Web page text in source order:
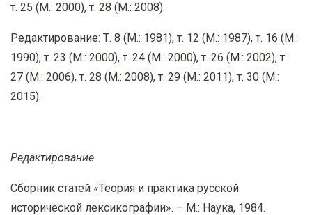
т. 25 (М.: 2000), т. 28 (М.: 2008).
Редактирование: Т. 8 (М.: 1981), т. 12 (М.: 1987), т. 16 (М.:
1990), т. 23 (М.: 2000), т. 24 (М.: 2000), т. 26 (М.: 2002), т.
27 (М.: 2006), т. 28 (М.: 2008), т. 29 (М.: 2011), т. 30 (М.:
2015).
Редактирование
Сборник статей «Теория и практика русской
исторической лексикографии». – М.: Наука, 1984.